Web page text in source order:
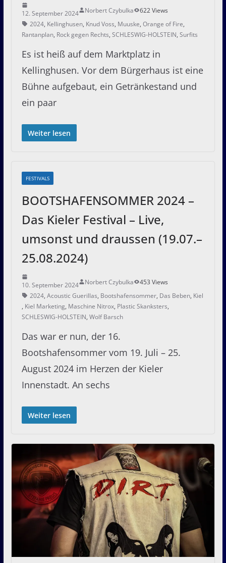
12. September 2024 Norbert Czybulka
622 Views
2024, Kellinghusen, Knud Voss, Muuske, Orange of Fire,
Rantanplan, Rock gegen Rechts, SCHLESWIG-HOLSTEIN, Surfits
Es ist heiß auf dem Marktplatz in
Kellinghusen. Vor dem Bürgerhaus ist eine
Bühne aufgebaut, ein Getränkestand und
ein paar
Weiter lesen
FESTIVALS
BOOTSHAFENSOMMER 2024 –
Das Kieler Festival – Live,
umsonst und draussen (19.07.–
25.08.2024)
10. September 2024 Norbert Czybulka
453 Views
2024, Acoustic Guerillas, Bootshafensommer, Das Beben, Kiel
, Kiel Marketing, Maschine Nitrox, Plastic Skanksters,
SCHLESWIG-HOLSTEIN, Wolf Barsch
Das war er nun, der 16.
Bootshafensommer vom 19. Juli – 25.
August 2024 im Herzen der Kieler
Innenstadt. An sechs
Weiter lesen